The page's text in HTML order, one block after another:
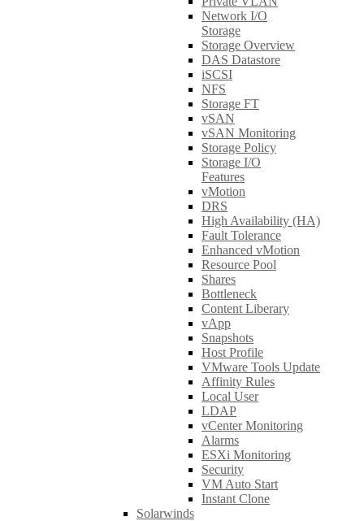
Network I/O
Storage
Storage Overview
DAS Datastore
iSCSI
NFS
Storage FT
vSAN
vSAN Monitoring
Storage Policy
Storage I/O
Features
vMotion
DRS
High Availability (HA)
Fault Tolerance
Enhanced vMotion
Resource Pool
Shares
Bottleneck
Content Liberary
vApp
Snapshots
Host Profile
VMware Tools Update
Affinity Rules
Local User
LDAP
vCenter Monitoring
Alarms
ESXi Monitoring
Security
VM Auto Start
Instant Clone
Solarwinds